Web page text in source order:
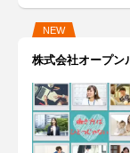
NEW
株式会社オープン